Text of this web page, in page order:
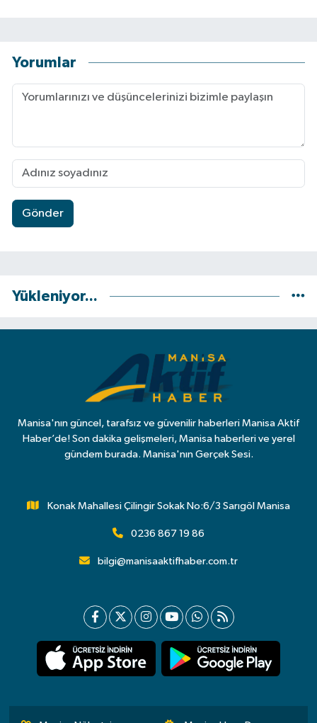
Yorumlar
Gönder
Yükleniyor...
Manisa'nın güncel, tarafsız ve güvenilir haberleri Manisa Aktif
Haber’de! Son dakika gelişmeleri, Manisa haberleri ve yerel
gündem burada. Manisa'nın Gerçek Sesi.
Konak Mahallesi Çilingir Sokak No:6/3 Sarıgöl Manisa
0236 867 19 86
bilgi@manisaaktifhaber.com.tr